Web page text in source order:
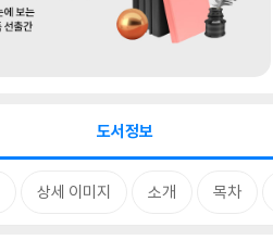
도서정보
상세 이미지 소개 목차